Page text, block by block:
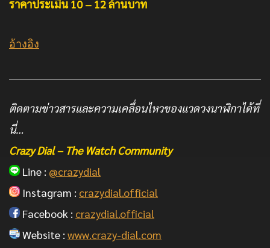
ราคาประเมิน 10 – 12 ล้านบาท
อ้างอิง
ติดตามข่าวสารและความเคลื่อนไหวของแวดวงนาฬิกาได้ที่
นี่…
Crazy Dial – The Watch Community
Line : @crazydial
Instagram : crazydial.official
Facebook : crazydial.official
Website : www.crazy-dial.com